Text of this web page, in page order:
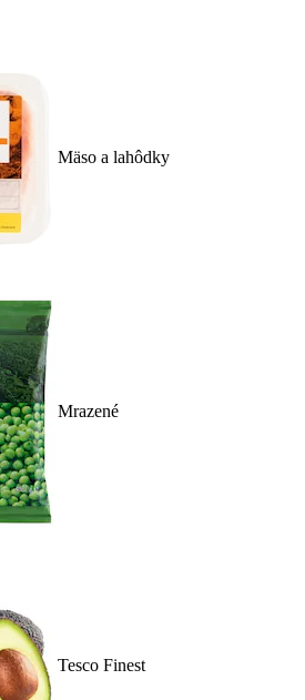
Mäso a lahôdky
Mrazené
Tesco Finest